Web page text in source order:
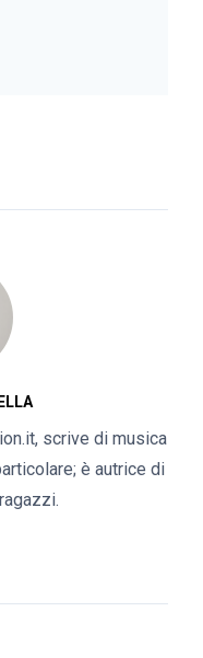
scrive di musica
è autrice di